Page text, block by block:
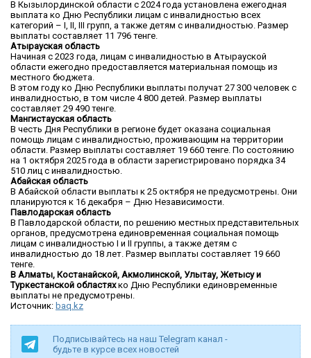
В Кызылординской области с 2024 года установлена ежегодная
выплата ко Дню Республики лицам с инвалидностью всех
категорий – I, II, III групп, а также детям с инвалидностью. Размер
выплаты составляет 11 796 тенге.
Атырауская область
Начиная с 2023 года, лицам с инвалидностью в Атырауской
области ежегодно предоставляется материальная помощь из
местного бюджета.
В этом году ко Дню Республики выплаты получат 27 300 человек с
инвалидностью, в том числе 4 800 детей. Размер выплаты
составляет 29 490 тенге.
Мангистауская область
В честь Дня Республики в регионе будет оказана социальная
помощь лицам с инвалидностью, проживающим на территории
области. Размер выплаты составляет 19 660 тенге. По состоянию
на 1 октября 2025 года в области зарегистрировано порядка 34
510 лиц с инвалидностью.
Абайская область
В Абайской области выплаты к 25 октября не предусмотрены. Они
планируются к 16 декабря – Дню Независимости.
Павлодарская область
В Павлодарской области, по решению местных представительных
органов, предусмотрена единовременная социальная помощь
лицам с инвалидностью I и II группы, а также детям с
инвалидностью до 18 лет. Размер выплаты составляет 19 660
тенге.
В Алматы, Костанайской, Акмолинской, Улытау, Жетысу и
Туркестанской областяхко Дню Республики единовременные
выплаты не предусмотрены.
Источник: baq.kz
Подписывайтесь на наш Telegram канал -
будьте в курсе всех новостей